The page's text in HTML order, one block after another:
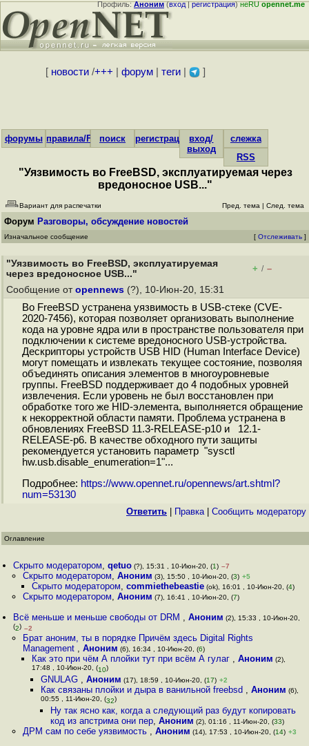
Профиль:Аноним(вход|регистрация)неRUopennet.me
[ новости/+++ форум| теги| ]
форумы правила/FAQпоиск регистрациявход/
выход
слежка
RSS
"Уязвимость во FreeBSD, эксплуатируемая через
вредоносное USB..."
Вариант для распечатки Пред. тема | След. тема
Форум Разговоры, обсуждение новостей
Изначальное сообщение [ Отслеживать ]
"Уязвимость во FreeBSD, эксплуатируемая
через вредоносное USB..."
+ / –
Сообщение от opennews (?), 10-Июн-20, 15:31
Во FreeBSD устранена уязвимость в USB-стеке (CVE-
2020-7456), которая позволяет организовать выполнение
кода на уровне ядра или в пространстве пользователя при
подключении к системе вредоносного USB-устройства.
Дескрипторы устройств USB HID (Human Interface Device)
могут помещать и извлекать текущее состояние, позволяя
объединять описания элементов в многоуровневые
группы. FreeBSD поддерживает до 4 подобных уровней
извлечения. Если уровень не был восстановлен при
обработке того же HID-элемента, выполняется обращение
к некорректной области памяти. Проблема устранена в
обновлениях FreeBSD 11.3-RELEASE-p10 и 12.1-
RELEASE-p6. В качестве обходного пути защиты
рекомендуется установить параметр "sysctl
hw.usb.disable_enumeration=1"...
Подробнее: https://www.opennet.ru/opennews/art.shtml?
num=53130
Ответить Правка| Cообщить модератору
Оглавление
Скрыто модератором,qetuo (?), 15:31 , 10-Июн-20, (1) –7
Скрыто модератором, Аноним (3), 15:50 , 10-Июн-20, (3) +5
Скрыто модератором, commiethebeastie(ok), 16:01 , 10-Июн-20, (4)
Скрыто модератором, Аноним (7), 16:41 , 10-Июн-20, (7)
Всё меньше и меньше свободы от DRM ,Аноним (2), 15:33 , 10-Июн-20,
(2) –2
Брат аноним, ты в порядке Причём здесь Digital Rights
Management , Аноним (6), 16:34 , 10-Июн-20, (6)
Как это при чём А плойки тут при всём А гулаг , Аноним (2),
17:48 , 10-Июн-20, (10)
GNULAG ,Аноним (17), 18:59 , 10-Июн-20, (17) +2
Как связаны плойки и дыра в ванильной freebsd ,Аноним (6),
00:55 , 11-Июн-20, (32)
Ну так ясно как, когда а следующий раз будут копировать
код из апстрима они пер, Аноним (2), 01:16 , 11-Июн-20, (33)
ДРМ сам по себе уязвимость , Аноним (14), 17:53 , 10-Июн-20, (14) +3